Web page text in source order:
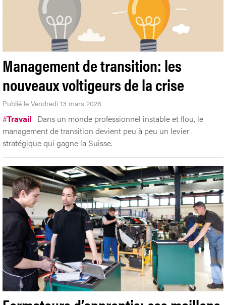
Management de transition: les
nouveaux voltigeurs de la crise
Publié le Vendredi 13 mars 2026
#Travail Dans un monde professionnel instable et flou, le
management de transition devient peu à peu un levier
stratégique qui gagne la Suisse.